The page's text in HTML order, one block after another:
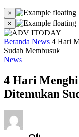
×
×
Beranda News 4 Hari
Sudah Membusuk
News
4 Hari
Ditemukan